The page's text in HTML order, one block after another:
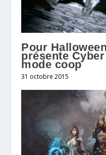
Pour
présente
mode coop
31 octobre 2015